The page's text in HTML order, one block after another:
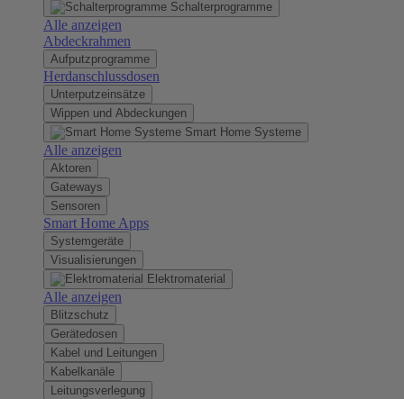
Schalterprogramme
Alle anzeigen
Abdeckrahmen
Aufputzprogramme
Herdanschlussdosen
Unterputzeinsätze
Wippen und Abdeckungen
Smart Home Systeme
Alle anzeigen
Aktoren
Gateways
Sensoren
Smart Home Apps
Systemgeräte
Visualisierungen
Elektromaterial
Alle anzeigen
Blitzschutz
Gerätedosen
Kabel und Leitungen
Kabelkanäle
Leitungsverlegung